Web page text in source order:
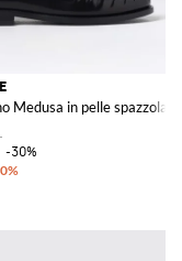
Medusa in pelle spazzolata
-30%